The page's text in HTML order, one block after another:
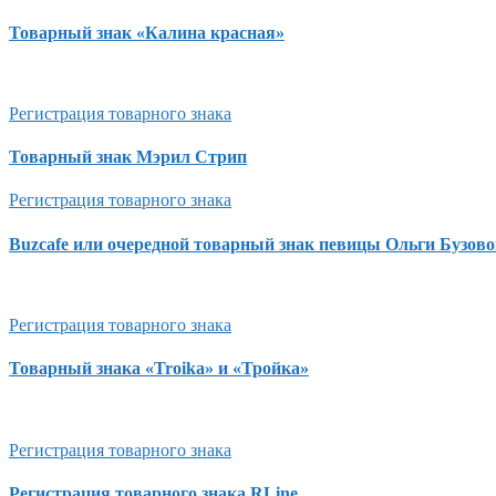
Товарный знак «Калина красная»
Регистрация товарного знака
Товарный знак Мэрил Стрип
Регистрация товарного знака
Buzcafe или очередной товарный знак певицы Ольги
Регистрация товарного знака
Товарный знака «Troika» и «Тройка»
Регистрация товарного знака